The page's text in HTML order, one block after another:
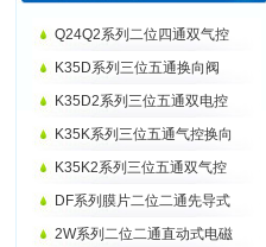
Q24Q2系列二位四通双气控
K35D系列三位五通换向阀
K35D2系列三位五通双电控
K35K系列三位五通气控换向
K35K2系列三位五通双气控
DF系列膜片二位二通先导式
2W系列二位二通直动式电磁